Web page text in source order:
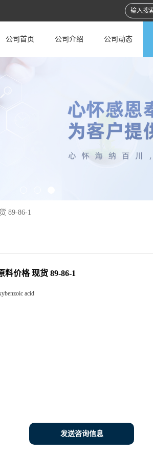
公司首页 公司介绍 公司动态
89-86-1
料价格 现货 89-86-1
acid
发送咨询信息